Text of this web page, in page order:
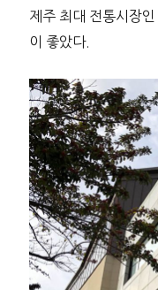
제주 최대 전통시장인
이 좋았다.